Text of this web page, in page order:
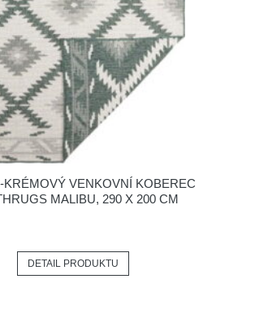
KRÉMOVÝ VENKOVNÍ KOBEREC
MALIBU, 290 X 200 CM
DETAIL PRODUKTU